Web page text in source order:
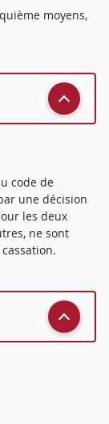
moyens,
code de
une décision
les deux
ne sont